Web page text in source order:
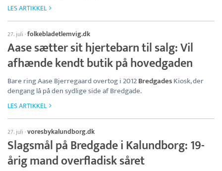
LES ARTIKKEL
27. juli ·folkebladetlemvig.dk
Aase sætter sit hjertebarn til salg: Vil
afhænde kendt butik på hovedgaden
Bare ring Aase Bjerregaard overtog i 2012BredgadesKiosk, der
dengang lå på den sydlige side af Bredgade.
LES ARTIKKEL
27. juli ·voresbykalundborg.dk
Slagsmål på Bredgade i Kalundborg: 19-
årig mand overfladisk såret